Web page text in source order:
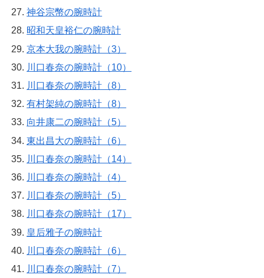
神谷宗幣の腕時計
昭和天皇裕仁の腕時計
京本大我の腕時計（3）
川口春奈の腕時計（10）
川口春奈の腕時計（8）
有村架純の腕時計（8）
向井康二の腕時計（5）
東出昌大の腕時計（6）
川口春奈の腕時計（14）
川口春奈の腕時計（4）
川口春奈の腕時計（5）
川口春奈の腕時計（17）
皇后雅子の腕時計
川口春奈の腕時計（6）
川口春奈の腕時計（7）